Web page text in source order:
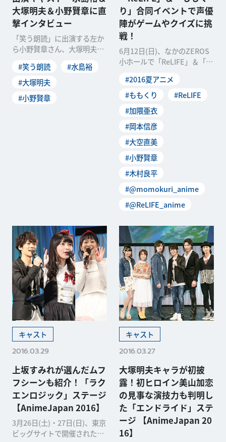
大塚明夫＆小野賢章に直
撃インタビュー
「笑う朗読」に出演する左か
ら小野賢章さん、大塚明夫さ
プロデュースする公演「
#笑う朗読
#水島裕
#大塚明夫
#小野賢章
り」合同イベントで声優
陣がゲームやクイズに挑
戦！
6月12日(日)、なかのZEROS
小ホールで「ReLIFE」＆「も
れました
#2016夏アニメ
#ももくり
#ReLIFE
#加隈亜衣
#岡本信彦
#大空直美
#小野賢章
#木村良平
#@momokuri_anime
#@ReLIFE_anime
キャスト
2016.03.29
上坂すみれが選んだムフ
フシーンも紹介！「ラク
エンロジック」ステージ
【AnimeJapan 2016】
3月26日(土)・27日(日)、東京
ビッグサイトで開催された日
キャスト
2016.03.27
大塚明夫キャラが初披
露！初ヒロイン美山加恋
の見事な演技力も判明し
た「エンドライド」ステ
ージ 【AnimeJapan 20
16】